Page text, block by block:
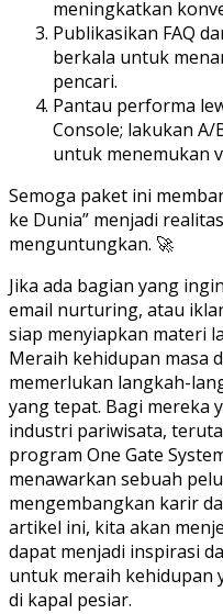
meningkatkan
Publikasikan FAQ
berkala untuk
pencari.
Pantau performa
Console; lakukan A/
untuk menemukan
Semoga paket ini
ke Dunia” menjadi
menguntungkan. 🚀
Jika ada bagian yang
email nurturing, atau
siap menyiapkan materi
Meraih kehidupan masa
memerlukan langkah-
yang tepat. Bagi mereka
industri pariwisata,
program One Gate
menawarkan sebuah
mengembangkan karir
artikel ini, kita akan
dapat menjadi inspirasi
untuk meraih kehidupan
di kapal pesiar.